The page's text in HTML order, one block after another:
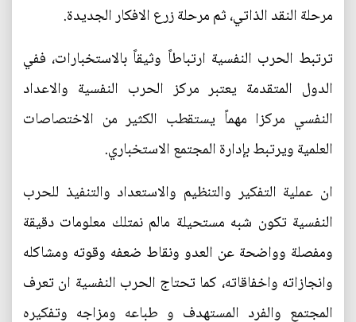
مرحلة النقد الذاتي، ثم مرحلة زرع الافكار الجديدة.
ترتبط الحرب النفسية ارتباطاً وثيقاً بالاستخبارات، ففي
الدول المتقدمة يعتبر مركز الحرب النفسية والاعداد
النفسي مركزا مهماً يستقطب الكثير من الاختصاصات
العلمية ويرتبط بإدارة المجتمع الاستخباري.
ان عملية التفكير والتنظيم والاستعداد والتنفيذ للحرب
النفسية تكون شبه مستحيلة مالم نمتلك معلومات دقيقة
ومفصلة وواضحة عن العدو ونقاط ضعفه وقوته ومشاكله
وانجازاته واخفاقاته، كما تحتاج الحرب النفسية ان تعرف
المجتمع والفرد المستهدف و طباعه ومزاجه وتفكيره